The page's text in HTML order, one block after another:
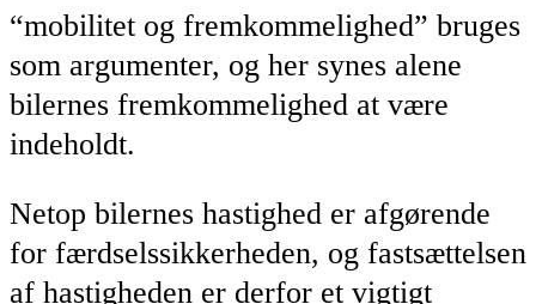
“mobilitet og fremkommelighed” bruges
som argumenter, og her synes alene
bilernes fremkommelighed at være
indeholdt.
Netop bilernes hastighed er afgørende
for færdselssikkerheden, og fastsættelsen
af hastigheden er derfor et vigtigt